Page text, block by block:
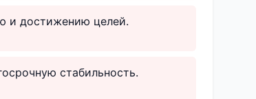
и достижению целей.
стабильность.